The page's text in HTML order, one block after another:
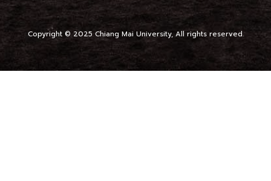
Copyright © 2025 Chiang Mai University, All rights reserved.